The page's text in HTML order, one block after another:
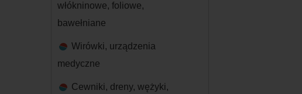
włókninowe, foliowe,
bawełniane
Wirówki, urządzenia
medyczne
Cewniki, dreny, wężyki,